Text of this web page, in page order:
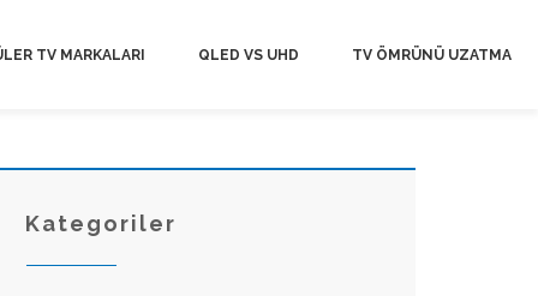
TV MARKALARI QLED VS UHD TV ÖMRÜNÜ UZATMA
Kategoriler